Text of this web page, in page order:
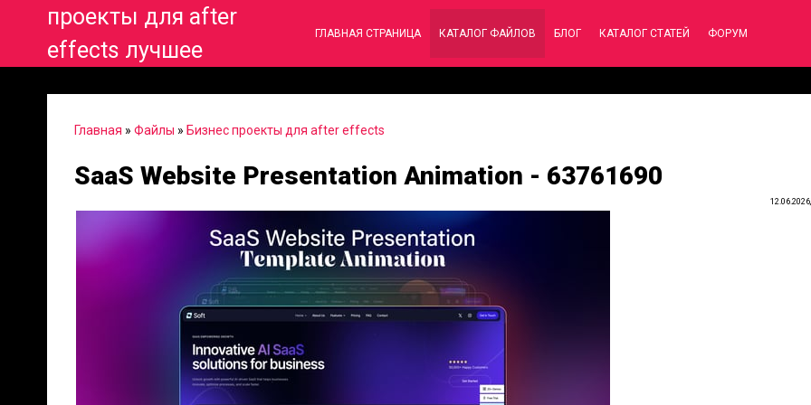
проекты для after
effects лучшее
ГЛАВНАЯ СТРАНИЦА КАТАЛОГ ФАЙЛОВ БЛОГ КАТАЛОГ СТАТЕЙ ФОРУМ
Главная » Файлы » Бизнес проекты для after effects
SaaS Website Presentation Animation - 63761690